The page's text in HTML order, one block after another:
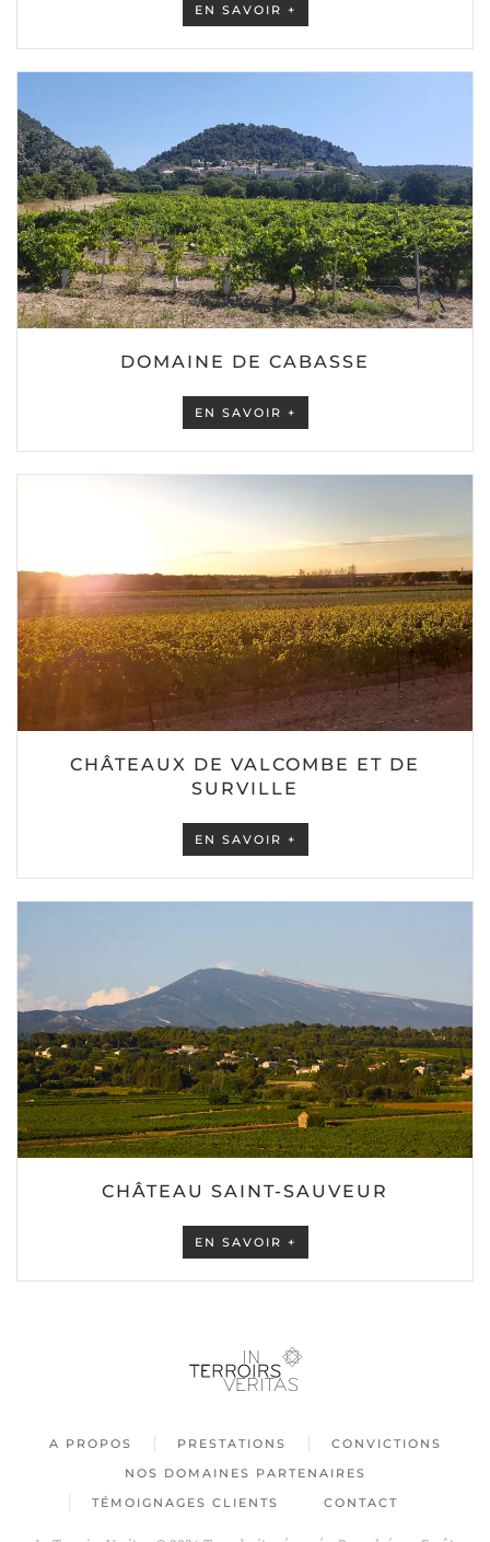
EN SAVOIR +
DOMAINE DE CABASSE
EN SAVOIR +
CHÂTEAUX DE VALCOMBE ET DE
SURVILLE
EN SAVOIR +
CHÂTEAU SAINT-SAUVEUR
EN SAVOIR +
A PROPOS PRESTATIONS
CONVICTIONS
NOS DOMAINES PARTENAIRES
TÉMOIGNAGES CLIENTS
CONTACT